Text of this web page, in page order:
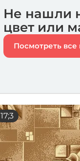
Не нашли
цвет или
Посмотреть все
17;3